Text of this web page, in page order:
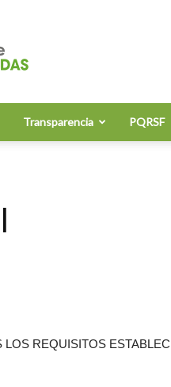
Transparencia PQRSF
REQUISITOS